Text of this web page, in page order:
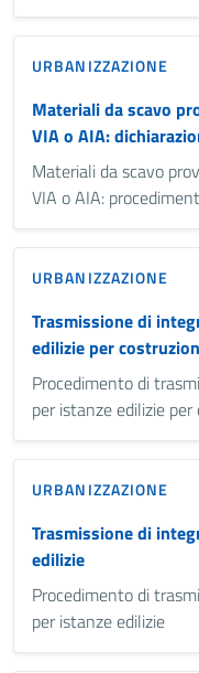
URBANIZZAZIONE
Materiali da scavo
VIA o AIA:
Materiali da scavo
VIA o AIA:
URBANIZZAZIONE
Trasmissione di
edilizie per
Procedimento di
per istanze edilizie
URBANIZZAZIONE
Trasmissione di
edilizie
Procedimento di
per istanze edilizie